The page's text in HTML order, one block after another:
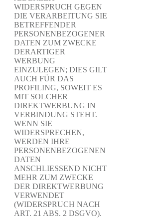
WIDERSPRUCH GEGEN
DIE VERARBEITUNG SIE
BETREFFENDER
PERSONENBEZOGENER
DATEN ZUM ZWECKE
DERARTIGER
WERBUNG
EINZULEGEN; DIES GILT
AUCH FÜR DAS
PROFILING, SOWEIT ES
MIT SOLCHER
DIREKTWERBUNG IN
VERBINDUNG STEHT.
WENN SIE
WIDERSPRECHEN,
WERDEN IHRE
PERSONENBEZOGENEN
DATEN
ANSCHLIESSEND NICHT
MEHR ZUM ZWECKE
DER DIREKTWERBUNG
VERWENDET
(WIDERSPRUCH NACH
ART. 21 ABS. 2 DSGVO).